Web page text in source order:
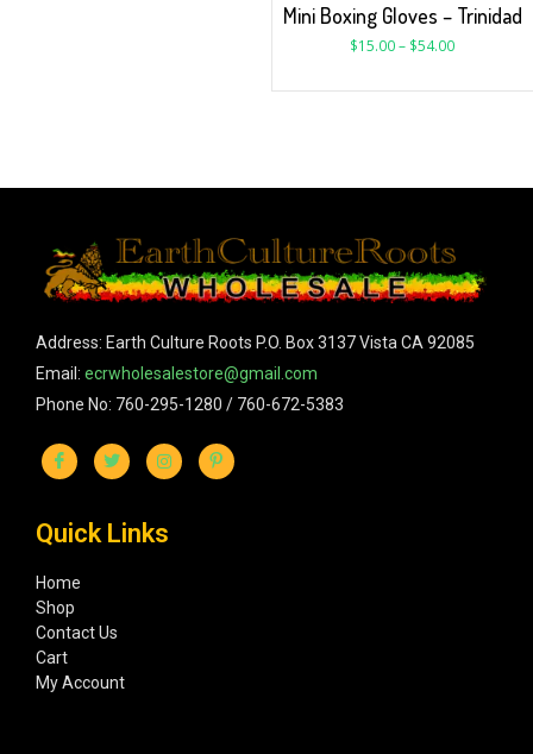
Mini Boxing Gloves – Trinidad
$15.00– $54.00
Address: Earth Culture Roots P.O. Box 3137 Vista CA 92085
Email: ecrwholesalestore@gmail.com
Phone No: 760-295-1280 / 760-672-5383
Quick Links
Home
Shop
Contact Us
Cart
My Account